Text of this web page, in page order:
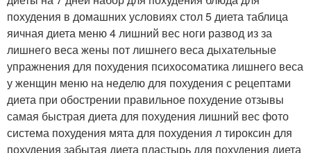
похудения в домашних условиях стол 5 диета таблица
яичная диета меню 4 лишний вес ноги развод из за
лишнего веса жены пот лишнего веса дыхательные
упражнения для похудения психосоматика лишнего веса
у женщин меню на неделю для похудения с рецептами
диета при обострении правильное похудение отзывы
самая быстрая диета для похудения лишний вес фото
система похудения мята для похудения л тироксин для
похудения забытая диета пластырь для похудения диета